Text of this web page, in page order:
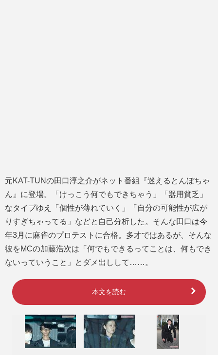
元KAT-TUNの田口淳之介がネット番組『迷えるとんぼちゃ
ん』に登場。「けっこう何でもできちゃう」「器用貧乏」
なタイプゆえ「個性が薄れていく」「自分の可能性が広が
りすぎちゃってる」などと自己分析した。そんな田口は今
年3月に麻雀のプロテストに合格。多才ではあるが、そんな
彼をMCの加藤浩次は「何でもできるってことは、何もでき
ないっていうこと」とダメ出しして……。
本文を読む